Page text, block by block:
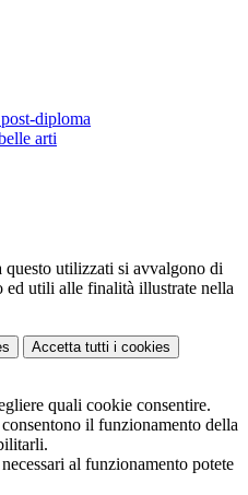
diploma
arti
utilizzati si avvalgono di
ed utili alle finalità illustrate nella
Accetta tutti i cookies
quali cookie consentire.
il funzionamento della
al funzionamento potete